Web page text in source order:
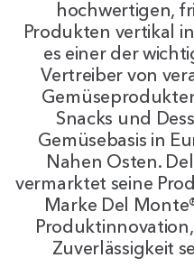
hochwertigen,
Produkten vertikal
es einer der
Vertreiber von
Snacks und
Gemüsebasis in
Nahen Osten.
vermarktet seine
Marke Del
Zuverlässigkeit